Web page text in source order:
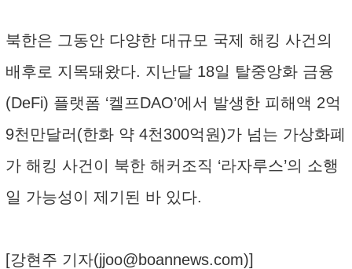
북한은 그동안 다양한 대규모 국제 해킹 사건의
배후로 지목돼왔다. 지난달 18일 탈중앙화 금융
(DeFi) 플랫폼 ‘켈프DAO’에서 발생한 피해액 2억
9천만달러(한화 약 4천300억원)가 넘는 가상화폐
가 해킹 사건이 북한 해커조직 ‘라자루스’의 소행
일 가능성이 제기된 바 있다.
[강현주 기자(jjoo@boannews.com)]